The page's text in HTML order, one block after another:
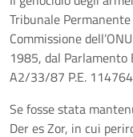
Tribunale
Commissione
1985, dal Parlamento
A2/33/87 P.E.
Se fosse stata
Der es Zor, in cui